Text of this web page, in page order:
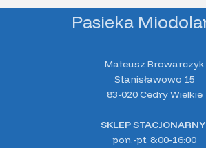
Pasieka
Mateusz Browarczyk
Stanisławowo 15
83-020 Cedry Wielkie
SKLEP
pon.-pt. 8:00-16:00